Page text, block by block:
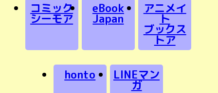
コミック
シーモア
eBook
Japan
アニメイ
ト
ブックス
トア
honto LINEマン
ガ